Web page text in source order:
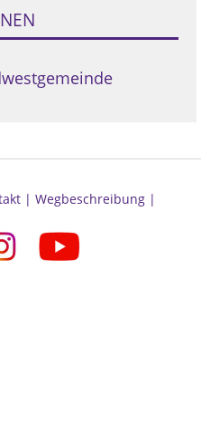
| Wegbeschreibung |